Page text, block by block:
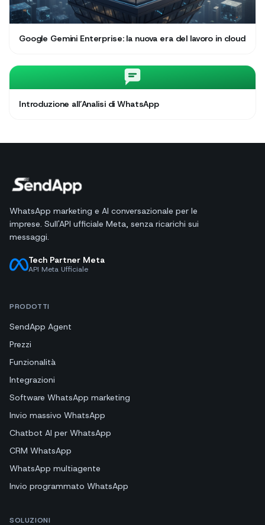
Google Gemini Enterprise: la nuova era del lavoro in cloud
Introduzione all’Analisi di WhatsApp
WhatsApp marketing e AI conversazionale per le
imprese. Sull'API ufficiale Meta, senza ricarichi sui
messaggi.
Tech Partner Meta
API Meta Ufficiale
PRODOTTI
SendApp Agent
Prezzi
Funzionalità
Integrazioni
Software WhatsApp marketing
Invio massivo WhatsApp
Chatbot AI per WhatsApp
CRM WhatsApp
WhatsApp multiagente
Invio programmato WhatsApp
SOLUZIONI